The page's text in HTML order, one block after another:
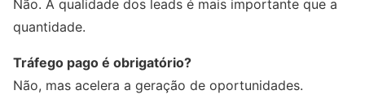
Não. A qualidade dos leads é mais importante que a
quantidade.
Tráfego pago é obrigatório?
Não, mas acelera a geração de oportunidades.